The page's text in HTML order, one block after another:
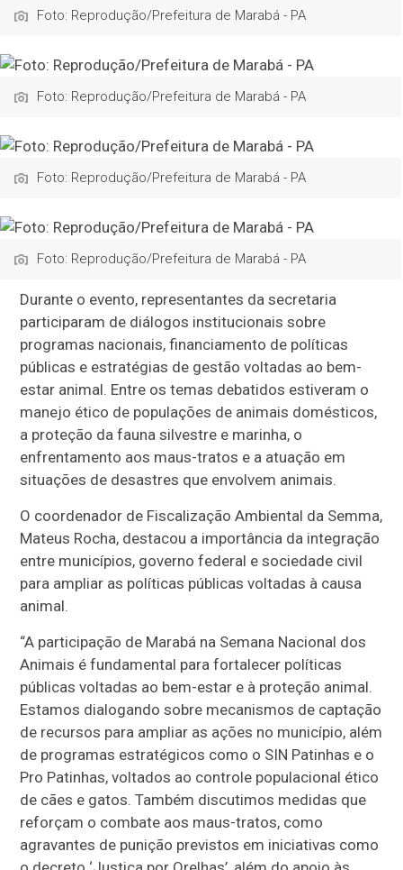
Foto: Reprodução/Prefeitura de Marabá - PA
Foto: Reprodução/Prefeitura de Marabá - PA
Foto: Reprodução/Prefeitura de Marabá - PA
Foto: Reprodução/Prefeitura de Marabá - PA
Durante o evento, representantes da secretaria
participaram de diálogos institucionais sobre
programas nacionais, financiamento de políticas
públicas e estratégias de gestão voltadas ao bem-
estar animal. Entre os temas debatidos estiveram o
manejo ético de populações de animais domésticos,
a proteção da fauna silvestre e marinha, o
enfrentamento aos maus-tratos e a atuação em
situações de desastres que envolvem animais.
O coordenador de Fiscalização Ambiental da Semma,
Mateus Rocha, destacou a importância da integração
entre municípios, governo federal e sociedade civil
para ampliar as políticas públicas voltadas à causa
animal.
“A participação de Marabá na Semana Nacional dos
Animais é fundamental para fortalecer políticas
públicas voltadas ao bem-estar e à proteção animal.
Estamos dialogando sobre mecanismos de captação
de recursos para ampliar as ações no município, além
de programas estratégicos como o SIN Patinhas e o
Pro Patinhas, voltados ao controle populacional ético
de cães e gatos. Também discutimos medidas que
reforçam o combate aos maus-tratos, como
agravantes de punição previstos em iniciativas como